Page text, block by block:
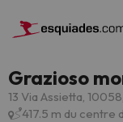
Grazioso
13 Via Assietta,
417.5 m du centre